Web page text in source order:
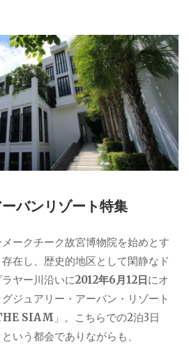
ーバンリゾート特集
ークチーク故宮博物院を始めとす
在し、歴史的地区として閑静なド
ヤー川沿いに2012年6月12日にオ
ジュアリー・アーバン・リゾート
SIAM 」。こちらでの2泊3日
いう都会でありながらも、